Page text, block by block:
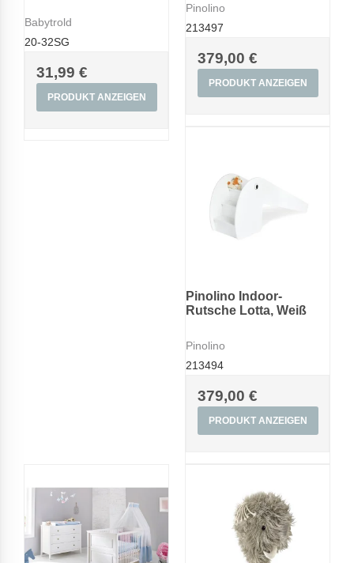
Babytrold
20-32SG
31,99 €
PRODUKT ANZEIGEN
Pinolino
213497
379,00 €
PRODUKT ANZEIGEN
Pinolino Indoor-
Rutsche Lotta, Weiß
Pinolino
213494
379,00 €
PRODUKT ANZEIGEN